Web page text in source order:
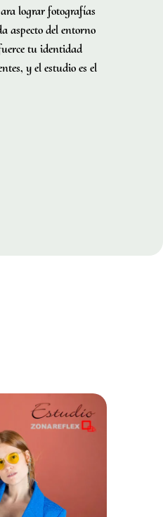
lograr fotografías
aspecto del entorno
tu identidad
y el estudio es el